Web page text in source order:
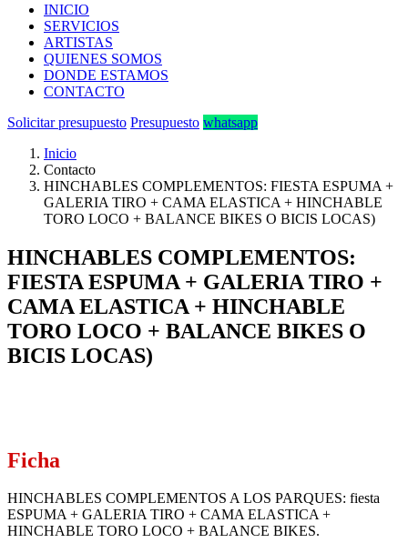
INICIO
SERVICIOS
ARTISTAS
QUIENES SOMOS
DONDE ESTAMOS
CONTACTO
Solicitar presupuesto Presupuesto whatsapp
Inicio
Contacto
HINCHABLES COMPLEMENTOS: FIESTA ESPUMA +
GALERIA TIRO + CAMA ELASTICA + HINCHABLE
TORO LOCO + BALANCE BIKES O BICIS LOCAS)
HINCHABLES COMPLEMENTOS:
FIESTA ESPUMA + GALERIA TIRO +
CAMA ELASTICA + HINCHABLE
TORO LOCO + BALANCE BIKES O
BICIS LOCAS)
Ficha
HINCHABLES COMPLEMENTOS A LOS PARQUES: fiesta
ESPUMA + GALERIA TIRO + CAMA ELASTICA +
HINCHABLE TORO LOCO + BALANCE BIKES.